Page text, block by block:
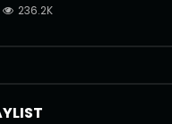
236.2K